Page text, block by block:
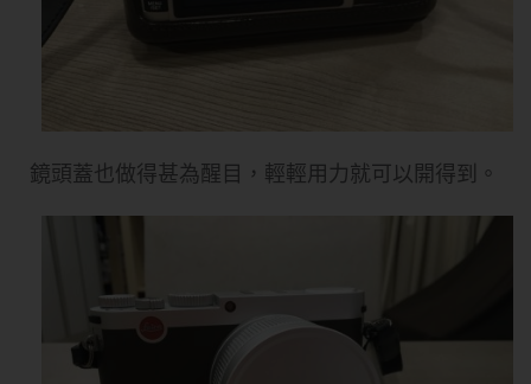
鏡頭蓋也做得甚為醒目，輕輕用力就可以開得到。